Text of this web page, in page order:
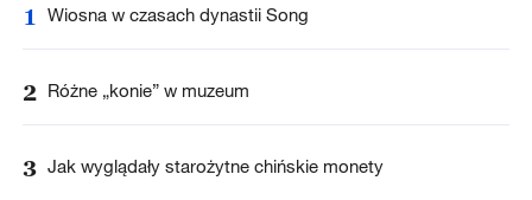
1 Wiosna w czasach dynastii Song
2 Różne „konie” w muzeum
3 Jak wyglądały starożytne chińskie monety